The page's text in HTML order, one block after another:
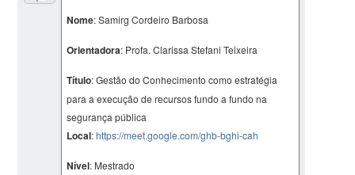
Nome: Samirg Cordeiro Barbosa
Orientadora: Profa. Clarissa Stefani Teixeira
Título: Gestão do Conhecimento como estratégia
para a execução de recursos fundo a fundo na
segurança pública
Local:https://meet.google.com/ghb-bghi-cah
Nível: Mestrado